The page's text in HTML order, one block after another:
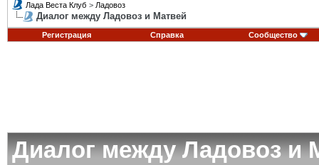
Лада Веста Клуб > Ладовоз
Диалог между Ладовоз и Матвей
Регистрация Справка Сообщество
Диалог между Ладовоз и